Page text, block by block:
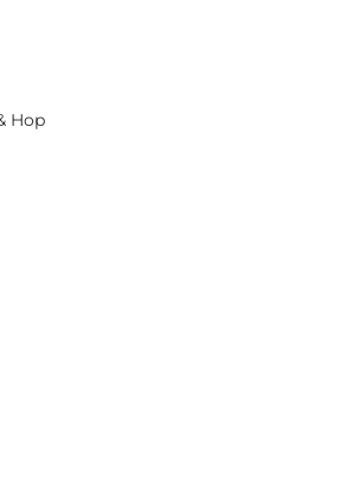
Hop